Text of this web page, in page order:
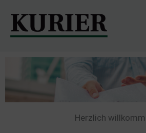
Inhalt
springen
Herzlich